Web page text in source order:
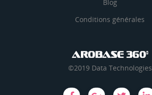
Blog
Conditions générales
©2019 Data Technologies